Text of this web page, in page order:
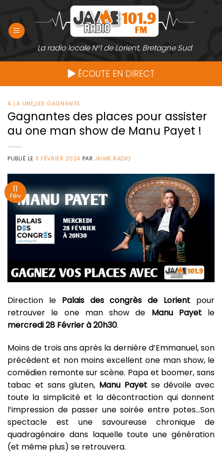
contenu
La radio locale N°1 de Lorient, Bretagne Sud
ÉCOUTE EN DIRECT
A LA UNE,LES GAGNANTS
Gagnantes des places pour assister
au one man show de Manu Payet !
PUBLIÉ LE 11 FÉVRIER 2024 PAR JAIME RADIO
11
Fév
Direction le Palais des congrès de Lorient pour
retrouver le one man show de Manu Payetle
mercredi 28 Février à 20h30.
Moins de trois ans après la dernière d’Emmanuel, son
précédent et non moins excellent one man show, le
comédien remonte sur scène. Papa et boomer, sans
tabac et sans gluten, Manu Payetse dévoile avec
toute la simplicité et la décontraction qui donnent
l’impression de passer une soirée entre potes…Son
spectacle est une savoureuse chronique de
quadragénaire dans laquelle toute une génération
(et même plus) se retrouvera.